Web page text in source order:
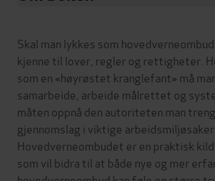
Skal man lykkes som
kjenne til lover, regler og rettigheter.
som en «høyrøstet kranglefant» må
samarbeide, arbeide målrettet og
måten oppnå den autoriteten man
gjennomslag i viktige arbeidsmiljøsaker.
Hovedverneombudet er en praktisk
som vil bidra til at både nye og mer